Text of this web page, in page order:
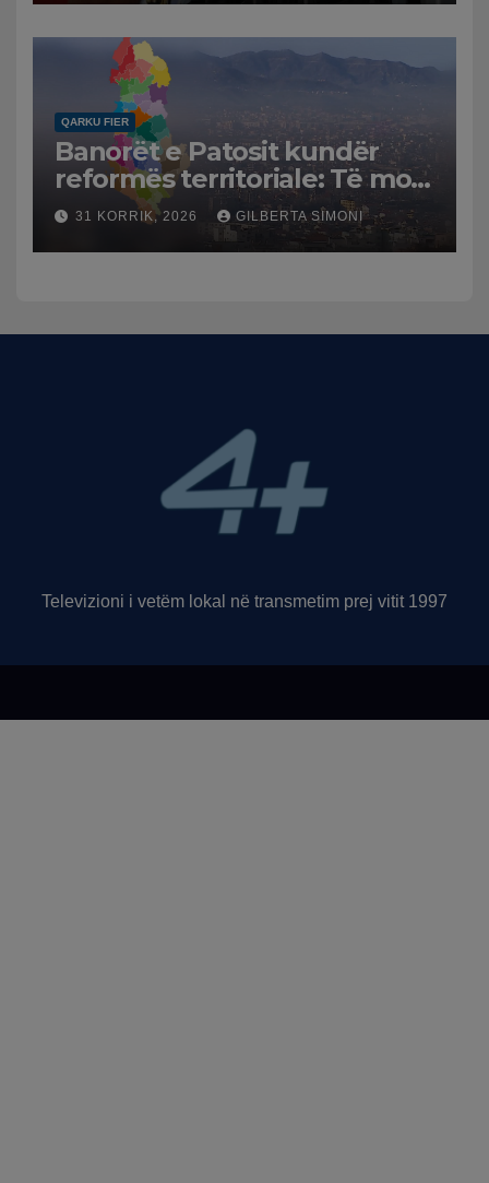
Mesme shtrenjtojnë naftën
dhe benzinën në vend
QARKU FIER
Banorët e Patosit kundër
reformës territoriale: Të mos
humbasim identitetin e
qytetit
31 KORRIK, 2026 GILBERTA SIMONI
Televizioni i vetëm lokal në transmetim prej vitit 1997